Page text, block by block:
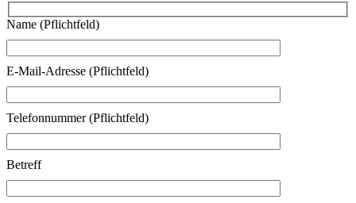
Name (Pflichtfeld)
E-Mail-Adresse (Pflichtfeld)
Telefonnummer (Pflichtfeld)
Betreff